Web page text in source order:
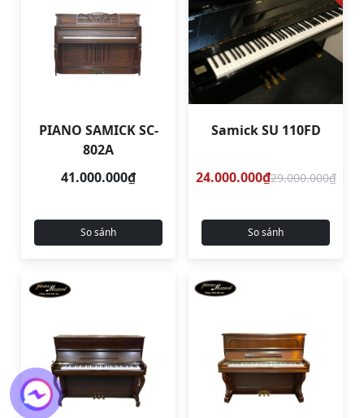
PIANO SAMICK SC-
802A
41.000.000₫
So sánh
Samick SU 110FD
24.000.000₫29.000.000₫
So sánh